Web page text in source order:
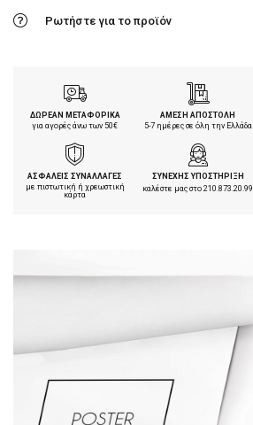
Ρωτήστε για το προϊόν
ΔΩΡΕΑΝ ΜΕΤΑΦΟΡΙΚΑ
για αγορές άνω των 50€
ΑΜΕΣΗ ΑΠΟΣΤΟΛΗ
5-7 ημέρες σε όλη την Ελλάδα
ΑΣΦΑΛΕΙΣ ΣΥΝΑΛΛΑΓΕΣ
με πιστωτική ή χρεωστική
κάρτα
ΣΥΝΕΧΗΣ ΥΠΟΣΤΗΡΙΞΗ
καλέστε μας στο210.873.20.99